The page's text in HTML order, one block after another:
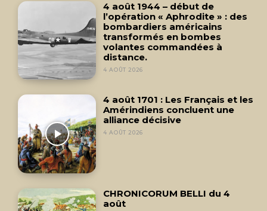
4 août 1944 – début de
l’opération « Aphrodite » : des
bombardiers américains
transformés en bombes
volantes commandées à
distance.
4 AOÛT 2026
4 août 1701 : Les Français et les
Amérindiens concluent une
alliance décisive
4 AOÛT 2026
CHRONICORUM BELLI du 4
août